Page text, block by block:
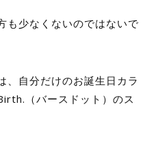
も少なくないのではないで
、自分だけのお誕生日カラ
（バースドット）のス